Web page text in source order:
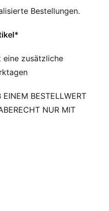
Bestellungen.
zusätzliche
EINEM BESTELLWERT
NUR MIT